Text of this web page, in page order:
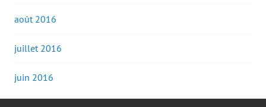
août 2016
juillet 2016
juin 2016